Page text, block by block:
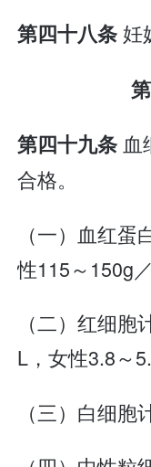
第四十八条妊
第四十九条血
合格。
（一）血红
性115～150g
（二）红细
L，女性3.8～
（三）白细胞